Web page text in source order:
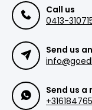
Call us
0413-
Send us
Send us a